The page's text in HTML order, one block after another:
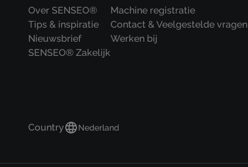
Over SENSEO®
Tips & inspiratie
Nieuwsbrief
SENSEO® Zakelijk
Machine registratie
Contact & Veelgestelde vragen
Werken bij
Country Nederland